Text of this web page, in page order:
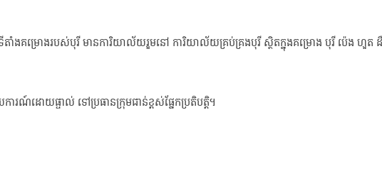
ទីតាំងគម្រោងរបស់បុរី មានការិយាល័យរួមនៅ ការិយាល័យគ្រប់គ្រងបុរី ស្ថិតក្នុងគម្រោង បុរី ប៉េង ហួត ដឺ
ការណ៍ដោយផ្ទាល់ ទៅប្រធានក្រុមជាន់ខ្ពស់ផ្នែកប្រតិបត្តិ។